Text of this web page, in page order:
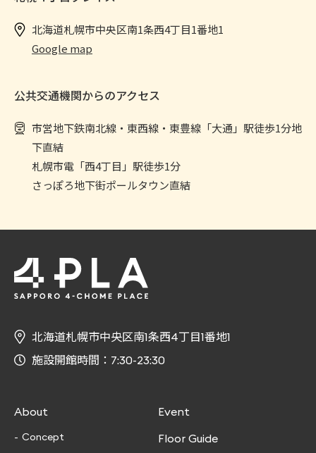
北海道札幌市中央区南1条西4丁目1番地1
Google map
公共交通機関からのアクセス
市営地下鉄南北線・東西線・東豊線「大通」駅徒歩1分地
下直結
札幌市電「西4丁目」駅徒歩1分
さっぽろ地下街ポールタウン直結
About
Concept
Event
Floor Guide
北海道札幌市中央区南1条西4丁目1番地1
施設開館時間：7:30-23:30